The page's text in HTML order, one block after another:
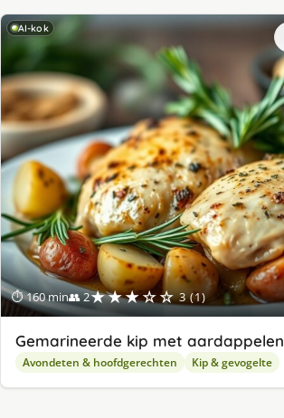
AI-kok
⏱ 160 min👥 2★★★☆☆ 3 (1)
Gemarineerde kip met aardappelen
Avondeten & hoofdgerechten Kip & gevogelte